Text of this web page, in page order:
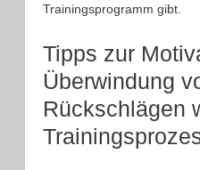
Trainingsprogramm gibt.
Tipps zur
Überwindung
Rückschlägen